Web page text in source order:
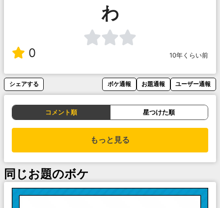
わ
0 10年くらい前
シェアする ボケ通報 お題通報 ユーザー通報
コメント順 星つけた順
もっと見る
同じお題のボケ